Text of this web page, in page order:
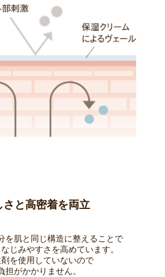
さと高密着を両立
を肌と同じ構造に整えることで
じみやすさを高めています。
を使用していないので
担がかかりません。